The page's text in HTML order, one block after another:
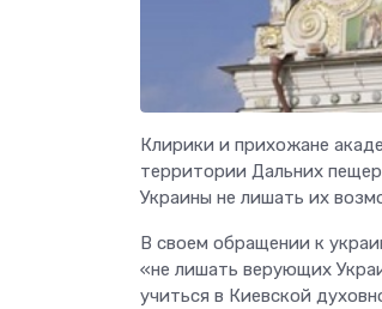
Клирики и прихожане
территории Дальних
Украины не лишать их
В своем обращении к
«не лишать верующих
учиться в Киевской